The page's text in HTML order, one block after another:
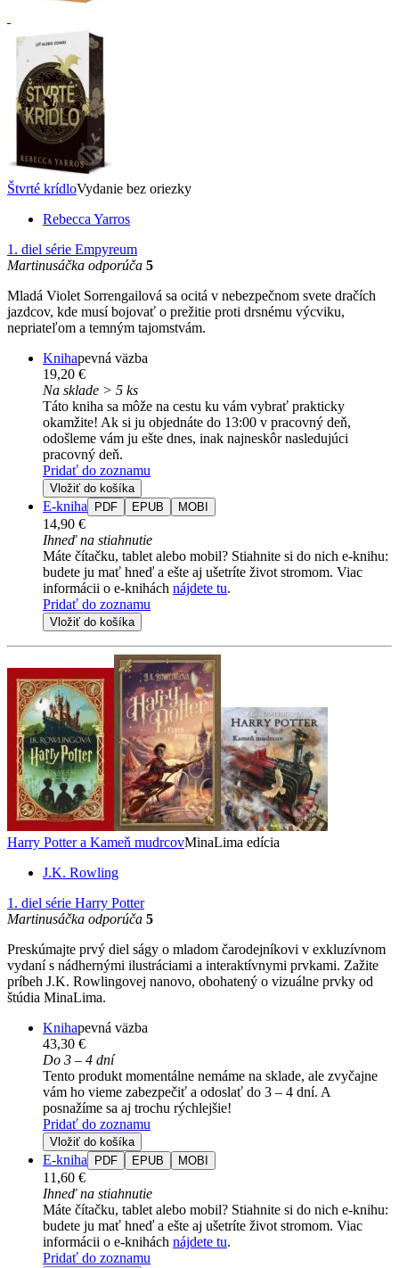
Štvrté krídloVydanie bez oriezky
Rebecca Yarros
1. diel série Empyreum
Martinusáčka odporúča 5
Mladá Violet Sorrengailová sa ocitá v nebezpečnom svete dračích
jazdcov, kde musí bojovať o prežitie proti drsnému výcviku,
nepriateľom a temným tajomstvám.
Knihapevná väzba
19,20 €
Na sklade > 5 ks
Táto kniha sa môže na cestu ku vám vybrať prakticky
okamžite! Ak si ju objednáte do 13:00 v pracovný deň,
odošleme vám ju ešte dnes, inak najneskôr nasledujúci
pracovný deň.
Pridať do zoznamu
Vložiť do košíka
E-kniha PDF EPUB MOBI
14,90 €
Ihneď na stiahnutie
Máte čítačku, tablet alebo mobil? Stiahnite si do nich e-knihu:
budete ju mať hneď a ešte aj ušetríte život stromom. Viac
informácii o e-knihách nájdete tu.
Pridať do zoznamu
Vložiť do košíka
Harry Potter a Kameň mudrcovMinaLima edícia
J.K. Rowling
1. diel série Harry Potter
Martinusáčka odporúča 5
Preskúmajte prvý diel ságy o mladom čarodejníkovi v exkluzívnom
vydaní s nádhernými ilustráciami a interaktívnymi prvkami. Zažite
príbeh J.K. Rowlingovej nanovo, obohatený o vizuálne prvky od
štúdia MinaLima.
Knihapevná väzba
43,30 €
Do 3 – 4 dní
Tento produkt momentálne nemáme na sklade, ale zvyčajne
vám ho vieme zabezpečiť a odoslať do 3 – 4 dní. A
posnažíme sa aj trochu rýchlejšie!
Pridať do zoznamu
Vložiť do košíka
E-kniha PDF EPUB MOBI
11,60 €
Ihneď na stiahnutie
Máte čítačku, tablet alebo mobil? Stiahnite si do nich e-knihu:
budete ju mať hneď a ešte aj ušetríte život stromom. Viac
informácii o e-knihách nájdete tu.
Pridať do zoznamu